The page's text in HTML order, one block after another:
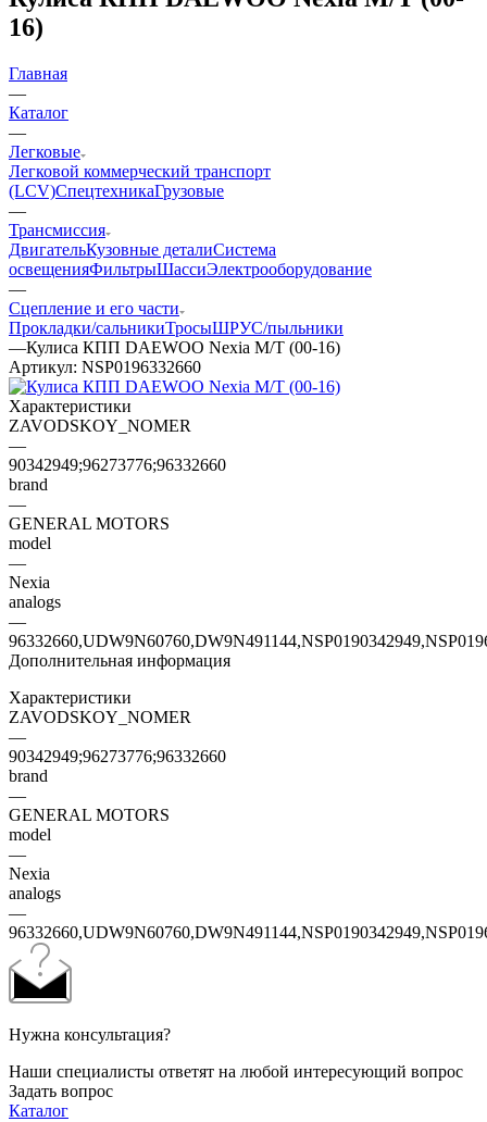
16)
Главная
—
Каталог
—
Легковые
Легковой коммерческий транспорт
(LCV)СпецтехникаГрузовые
—
Трансмиссия
ДвигательКузовные деталиСистема
освещенияФильтрыШассиЭлектрооборудование
—
Сцепление и его части
Прокладки/сальникиТросыШРУС/пыльники
—Кулиса КПП DAEWOO Nexia М/Т (00-16)
Артикул: NSP0196332660
Характеристики
ZAVODSKOY_NOMER
—
90342949;96273776;96332660
brand
—
GENERAL MOTORS
model
—
Nexia
analogs
—
Дополнительная информация
Характеристики
ZAVODSKOY_NOMER
—
90342949;96273776;96332660
brand
—
GENERAL MOTORS
model
—
Nexia
analogs
—
Нужна консультация?
Наши специалисты ответят на любой интересующий вопрос
Задать вопрос
Каталог